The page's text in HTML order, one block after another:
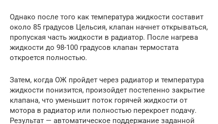
Однако после того как температура жидкости составит
около 85 градусов Цельсия, клапан начнет открываться,
пропуская часть жидкости в радиатор. После нагрева
жидкости до 98-100 градусов клапан термостата
откроется полностью.
Затем, когда ОЖ пройдет через радиатор и температура
жидкости понизится, произойдет постепенно закрытие
клапана, что уменьшит поток горячей жидкости от
мотора в радиатор или полностью перекроет подачу.
Результат — автоматическое поддержание заданной